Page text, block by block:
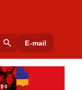
search E-mail